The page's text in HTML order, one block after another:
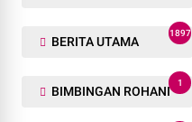
BERITA UTAMA
1897
BIMBINGAN ROHANI
1